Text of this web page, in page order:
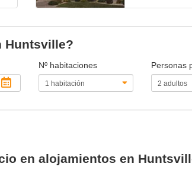
Huntsville?
Nº habitaciones
Personas
en alojamientos en